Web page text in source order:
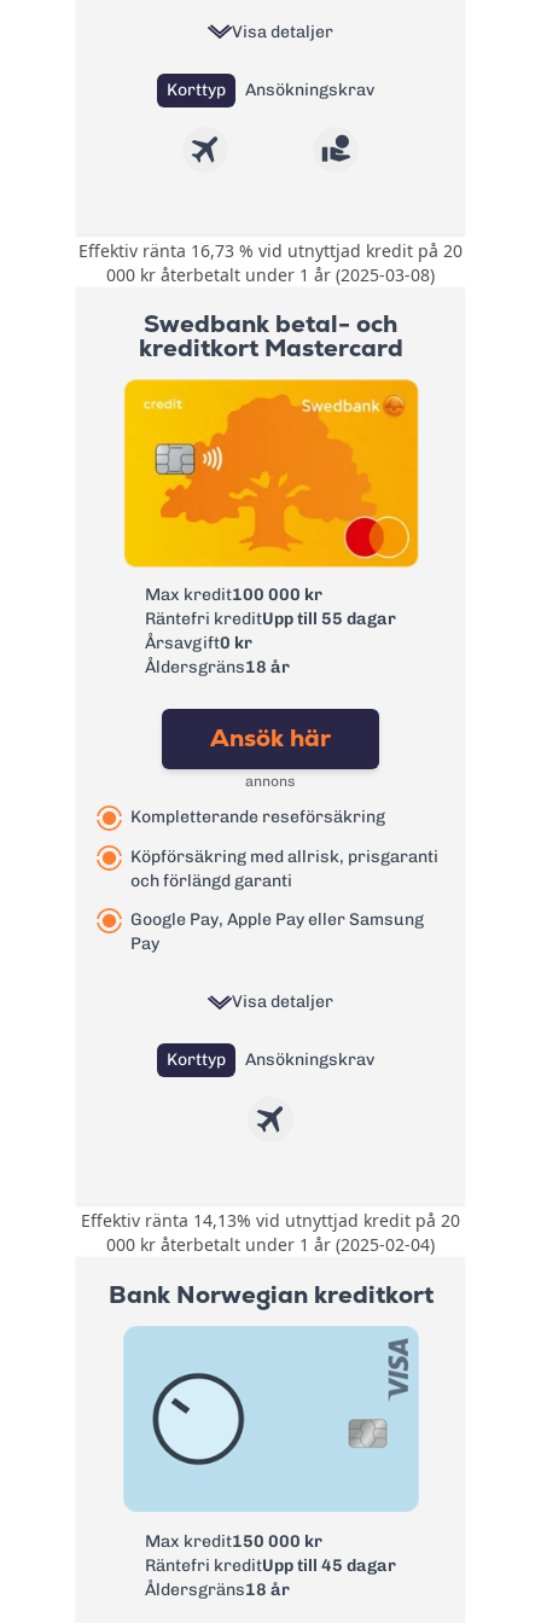
Visa detaljer
Korttyp Ansökningskrav
Bonus:
Rabatterad
valutakurs på 1 %
butiker
Försäkring:
Kompletterande
reseförsäkring med
avbeställningsskydd
+ Köpförsäkring
Årsavgift:
16,74%
14,75% - 19,27%
Kontantuttagsavgif
t inom EU/EES inkl.
Sverige:
2 % lägst 40 SEK
Kontantuttagsavgif
t utanför EU/EES:
0 kr
Kontantuttagsavgif
0 kr
29 kr
Valutapåslag:
Påminnelseavgift:
60 kr
gift:
125 kr
Effektiv ränta 16,73 % vid utnyttjad kredit på 20
000 kr återbetalt under 1 år (2025-03-08)
Swedbank betal- och
kreditkort Mastercard
Max kredit100 000 kr
Räntefri kreditUpp till 55 dagar
Årsavgift0 kr
Åldersgräns18 år
Ansök här
annons
Kompletterande reseförsäkring
Köpförsäkring med allrisk, prisgaranti
och förlängd garanti
Google Pay, Apple Pay eller Samsung
Pay
Visa detaljer
Korttyp Ansökningskrav
Försäkring:
Kompletterande
reseförsäkring med
avbeställningskydd.
allriskförsäkring,
prisgaranti och
förlängt garanti.
Årsavgift:
0 kr första året
därefter 195 kr/år.
Ränta:
14,25%
Effektiv ränta:
14,13%
Kontantuttag i
Effektiv ränta 14,13% vid utnyttjad kredit på 20
000 kr återbetalt under 1 år (2025-02-04)
Bank Norwegian kreditkort
Max kredit150 000 kr
Räntefri kreditUpp till 45 dagar
Åldersgräns18 år